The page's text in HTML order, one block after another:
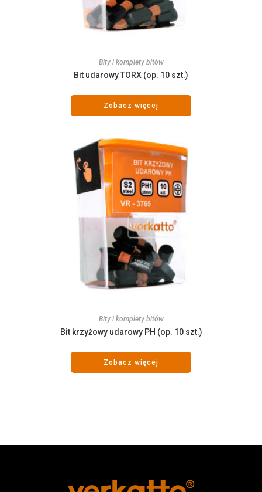
Bity i komplety bitów
Bit udarowy TORX (op. 10 szt.)
Zobacz więcej
Bity i komplety bitów
Bit krzyżowy udarowy PH (op. 10 szt.)
Zobacz więcej